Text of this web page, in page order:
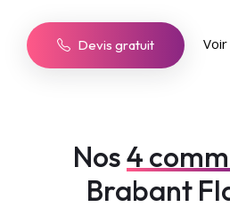
Devis gratuit
Nos4
Brabant